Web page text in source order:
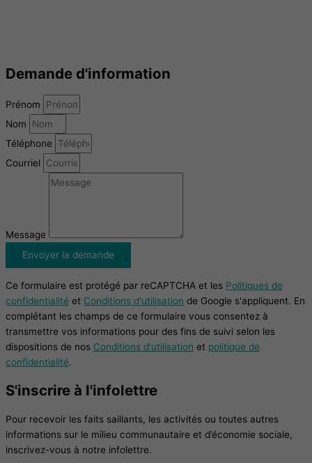
Demande d'information
Prénom
Nom
Téléphone
Courriel
Message
Envoyer la demande
Ce formulaire est protégé par reCAPTCHA et les Politiques de
confidentialité et Conditions d'utilisation de Google s'appliquent. En
complétant les champs de ce formulaire vous consentez à
transmettre vos informations pour des fins de suivi selon les
dispositions de nos Conditions d'utilisation et politique de
confidentialité.
S'inscrire à l'infolettre
Pour recevoir les faits saillants, les activités ou toutes autres
informations sur le milieu communautaire et d’économie sociale,
inscrivez-vous à notre infolettre.